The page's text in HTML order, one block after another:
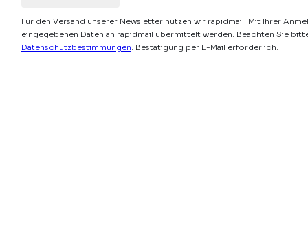
Für den Versand unserer Newsletter nutzen wir rapidmail. Mit Ihrer
eingegebenen Daten an rapidmail übermittelt werden. Beachten Sie
Datenschutzbestimmungen. Bestätigung per E-Mail erforderlich.